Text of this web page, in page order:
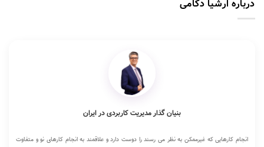
درباره ارشیا دکامی
بنیان گذار مدیریت کاربردی در ایران
انجام کارهایی که غیرممکن به نظر می رسند را دوست دارد و علاقمند به انجام کارهای نو و متفاوت